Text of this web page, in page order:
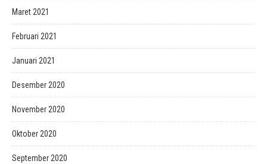
Maret 2021
Februari 2021
Januari 2021
Desember 2020
November 2020
Oktober 2020
September 2020